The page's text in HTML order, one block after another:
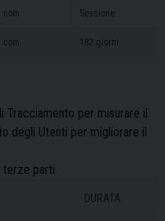
Sessione
182 giorni
per misurare il
degli Utenti per migliorare il
terze parti
DURATA